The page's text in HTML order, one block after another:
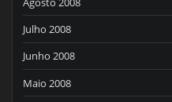
Julho 2008
Junho 2008
Maio 2008